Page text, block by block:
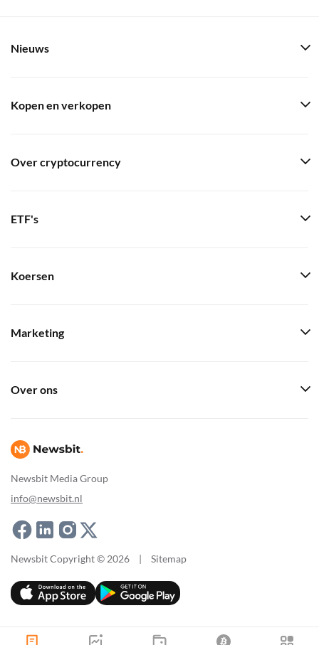
Newsbit Media Group
info@newsbit.nl
Nieuws
Kopen en verkopen
Over cryptocurrency
ETF's
Koersen
Marketing
Over ons
Newsbit Copyright © 2026 | Sitemap